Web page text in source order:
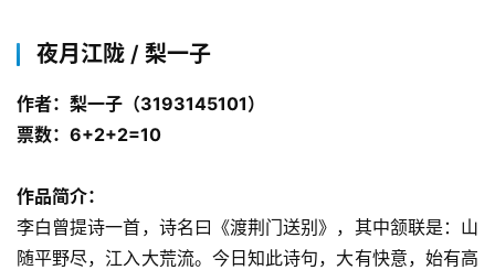
夜月江陇 / 梨一子
作者：梨一子（3193145101）
票数：6+2+2=10
作品简介：
李白曾提诗一首，诗名曰《渡荆门送别》，其中颔联是：山
随平野尽，江入大荒流。今日知此诗句，大有快意，始有高